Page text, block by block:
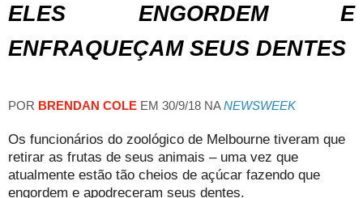
ELES ENGORDEM E
ENFRAQUEÇAM SEUS DENTES
POR BRENDAN COLE EM 30/9/18 NANEWSWEEK
Os funcionários do zoológico de Melbourne tiveram que
retirar as frutas de seus animais – uma vez que
atualmente estão tão cheios de açúcar fazendo que
engordem e apodreceram seus dentes.